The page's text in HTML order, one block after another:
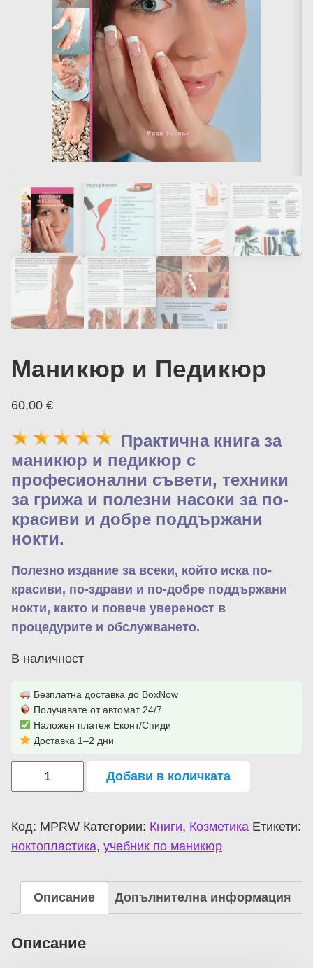
Маникюр и Педикюр
60,00 €
Практична книга за
маникюр и педикюр с
професионални съвети, техники
за грижа и полезни насоки за по-
красиви и добре поддържани
нокти.
Полезно издание за всеки, който иска по-
красиви, по-здрави и по-добре поддържани
нокти, както и повече увереност в
процедурите и обслужването.
В наличност
Безплатна доставка до BoxNow
Получавате от автомат 24/7
Наложен платеж Еконт/Спиди
Доставка 1–2 дни
Добави в количката
Код: MPRW Категории: Книги, Козметика Етикети:
ноктопластика, учебник по маникюр
Описание Допълнителна информация
Описание